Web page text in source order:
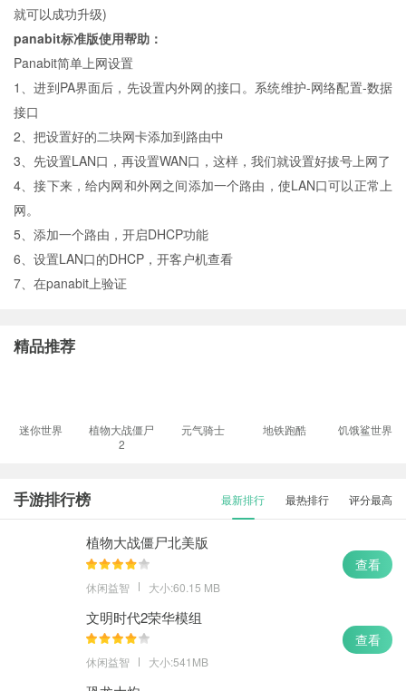
就可以成功升级)
panabit标准版使用帮助：
Panabit简单上网设置
1、进到PA界面后，先设置内外网的接口。系统维护-网络配置-数据
接口
2、把设置好的二块网卡添加到路由中
3、先设置LAN口，再设置WAN口，这样，我们就设置好拔号上网了
4、接下来，给内网和外网之间添加一个路由，使LAN口可以正常上
网。
5、添加一个路由，开启DHCP功能
6、设置LAN口的DHCP，开客户机查看
7、在panabit上验证
精品推荐
迷你世界
植物大战僵尸
2
元气骑士 地铁跑酷 饥饿鲨世界
手游排行榜 最新排行 最热排行 评分最高
植物大战僵尸北美版
休闲益智 大小:60.15 MB
查看
文明时代2荣华模组
休闲益智 大小:541MB
查看